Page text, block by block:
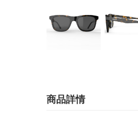
商品詳情